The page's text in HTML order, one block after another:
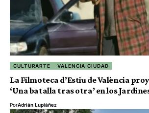
CULTURARTE VALENCIA CIUDAD
La Filmoteca d’Estiu de València
‘Una batalla tras otra’ en los
PorAdrián Lupiáñez